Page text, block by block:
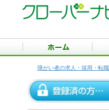
障がい者の求人・採用・転